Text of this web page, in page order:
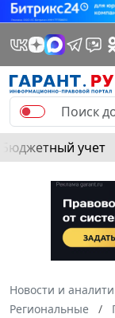
Бюджетный учет
Новости и
Региональные